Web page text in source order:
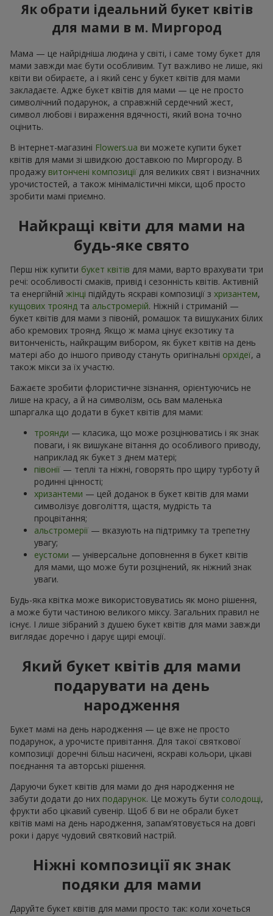
Як обрати ідеальний букет квітів
для мами в м. Миргород
Мама — це найрідніша людина у світі, і саме тому букет для
мами завжди має бути особливим. Тут важливо не лише, які
квіти ви обираєте, а і який сенс у букет квітів для мами
закладаєте. Адже букет квітів для мами — це не просто
символічний подарунок, а справжній сердечний жест,
символ любові і вираження вдячності, який вона точно
оцінить.
В інтернет-магазині Flowers.ua ви можете купити букет
квітів для мами зі швидкою доставкою по Миргороду. В
продажу витончені композиції для великих свят і визначних
урочистостей, а також мінімалістичні мікси, щоб просто
зробити мамі приємно.
Найкращі квіти для мами на
будь-яке свято
Перш ніж купити букет квітів для мами, варто врахувати три
речі: особливості смаків, привід і сезонність квітів. Активній
та енергійній жінці підійдуть яскраві композиції з хризантем,
кущових троянд та альстромерій. Ніжній і стриманій —
букет квітів для мами з півоній, ромашок та вишуканих білих
або кремових троянд. Якщо ж мама цінує екзотику та
витонченість, найкращим вибором, як букет квітів на день
матері або до іншого приводу стануть оригінальні орхідеї, а
також мікси за їх участю.
Бажаєте зробити флористичне зізнання, орієнтуючись не
лише на красу, а й на символізм, ось вам маленька
шпаргалка що додати в букет квітів для мами:
троянди — класика, що може розцінюватись і як знак
поваги, і як вишукане вітання до особливого приводу,
наприклад як букет з днем матері;
півонії — теплі та ніжні, говорять про щиру турботу й
родинні цінності;
хризантеми — цей доданок в букет квітів для мами
символізує довголіття, щастя, мудрість та
процвітання;
альстромерії — вказують на підтримку та трепетну
увагу;
еустоми — універсальне доповнення в букет квітів
для мами, що може бути розцінений, як ніжний знак
уваги.
Будь-яка квітка може використовуватись як моно рішення,
а може бути частиною великого міксу. Загальних правил не
існує. І лише зібраний з душею букет квітів для мами завжди
виглядає доречно і дарує щирі емоції.
Який букет квітів для мами
подарувати на день
народження
Букет мамі на день народження — це вже не просто
подарунок, а урочисте привітання. Для такої святкової
композиції доречні більш насичені, яскраві кольори, цікаві
поєднання та авторські рішення.
Даруючи букет квітів для мами до дня народження не
забути додати до них подарунок. Це можуть бути солодощі,
фрукти або цікавий сувенір. Щоб б ви не обрали букет
квітів мамі на день народження, запам’ятовується на довгі
роки і дарує чудовий святковий настрій.
Ніжні композиції як знак
подяки для мами
Даруйте букет квітів для мами просто так: коли хочеться